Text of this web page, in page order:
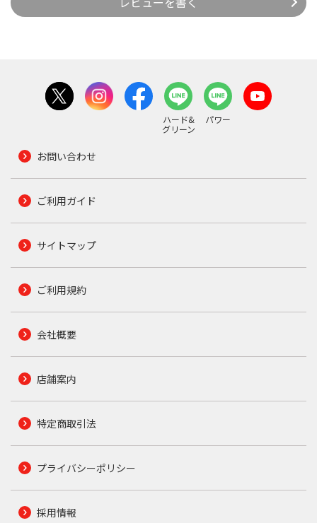
ハード&
グリーン
パワー
お問い合わせ
ご利用ガイド
サイトマップ
ご利用規約
会社概要
店舗案内
特定商取引法
プライバシーポリシー
採用情報